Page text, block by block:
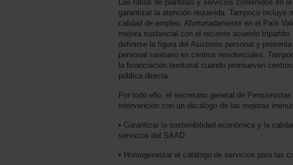
Las ratios de plantillas y servicios contenidos en
garantizar la atención requerida. Tampoco incluye
calidad de empleo. Afortunadamente en el País
mejora sustancial con el reciente acuerdo
definirse la figura del Asistente personal y
personal sanitario en centros residenciales.
la financiación territorial cuando promueven
pública directa.
Por todo ello, el secretario general de
intervención con un decálogo de las mejoras
• Garantizar la sostenibilidad económica y la
servicios del SAAD.
• Homogeneizar el catálogo de servicios para las